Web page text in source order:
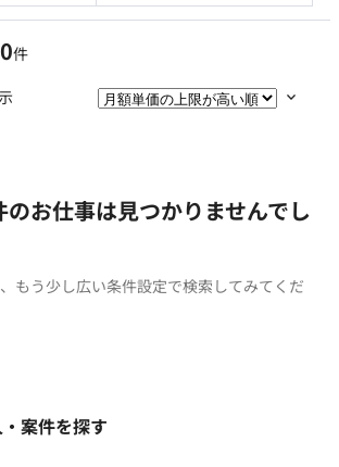
0件
のお仕事は見つかりませんでし
もう少し広い条件設定で検索してみてくだ
案件を探す